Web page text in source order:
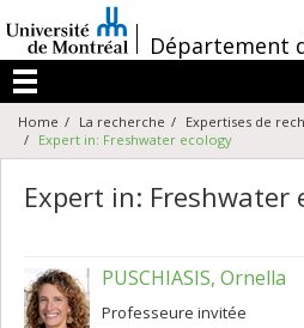
au
contenu
/Département
Menu
Home La recherche
Expertises de
Expert in: Freshwater ecology
Expert in: Freshwater
PUSCHIASIS, Ornella
Professeure invitée